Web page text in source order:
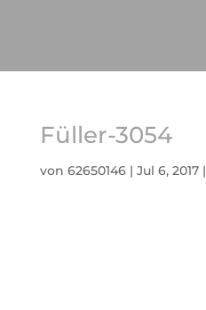
Füller-3054
von 62650146| Jul 6, 2017|